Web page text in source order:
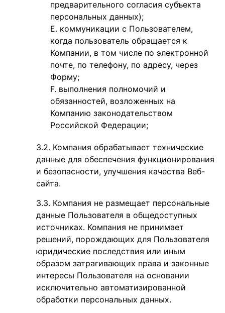
предварительного согласия субъекта
персональных данных);
коммуникации с Пользователем,
когда пользователь обращается к
Компании, в том числе по электронной
почте, по телефону, по адресу, через
Форму;
выполнения полномочий и
обязанностей, возложенных на
Компанию законодательством
Российской Федерации;
Компания обрабатывает технические
данные для обеспечения функционирования
и безопасности, улучшения качества Веб-
сайта.
Компания не размещает персональные
данные Пользователя в общедоступных
источниках. Компания не принимает
решений, порождающих для Пользователя
юридические последствия или иным
образом затрагивающих права и законные
интересы Пользователя на основании
исключительно автоматизированной
обработки персональных данных.